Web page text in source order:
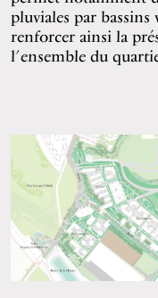
pluviales par
renforcer ainsi la
l’ensemble du